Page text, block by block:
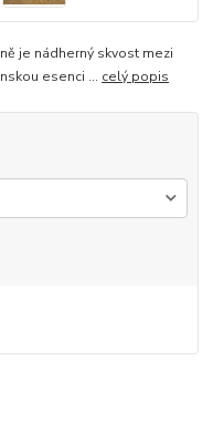
je nádherný skvost mezi
esenci ... celý popis